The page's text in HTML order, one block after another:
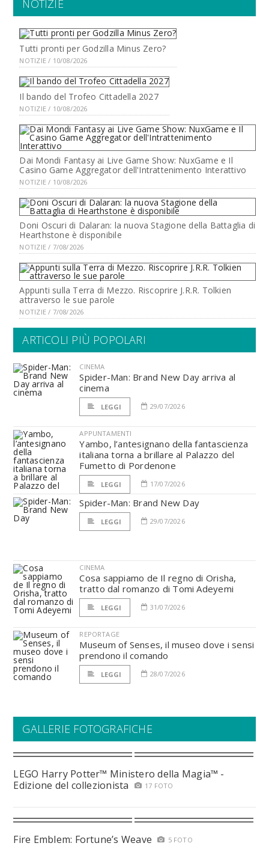
NOTIZIE
Tutti pronti per Godzilla Minus Zero?
NOTIZIE / 10/08/2026
Il bando del Trofeo Cittadella 2027
NOTIZIE / 10/08/2026
Dai Mondi Fantasy ai Live Game Show: NuxGame e Il
Casino Game Aggregator dell'Intrattenimento Interattivo
NOTIZIE / 10/08/2026
Doni Oscuri di Dalaran: la nuova Stagione della Battaglia di
Hearthstone è disponibile
NOTIZIE / 7/08/2026
Appunti sulla Terra di Mezzo. Riscoprire J.R.R. Tolkien
attraverso le sue parole
NOTIZIE / 7/08/2026
ARTICOLI PIÙ POPOLARI
CINEMA
Spider-Man: Brand New Day arriva al
cinema
LEGGI 29/07/2026
APPUNTAMENTI
Yambo, l’antesignano della fantascienza
italiana torna a brillare al Palazzo del
Fumetto di Pordenone
LEGGI 17/07/2026
Spider-Man: Brand New Day
LEGGI 29/07/2026
CINEMA
Cosa sappiamo de Il regno di Orisha,
tratto dal romanzo di Tomi Adeyemi
LEGGI 31/07/2026
REPORTAGE
Museum of Senses, il museo dove i sensi
prendono il comando
LEGGI 28/07/2026
GALLERIE FOTOGRAFICHE
LEGO Harry Potter™ Ministero della Magia™ -
Edizione del collezionista
17 FOTO
Fire Emblem: Fortune’s Weave 5 FOTO